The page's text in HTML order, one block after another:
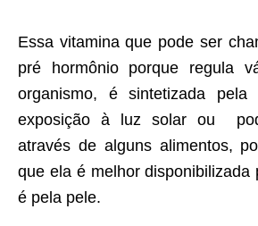
Essa vitamina que pode ser
pré hormônio porque regula
organismo, é sintetizada
exposição à luz solar ou
através de alguns alimentos,
que ela é melhor disponibilizada
é pela pele.